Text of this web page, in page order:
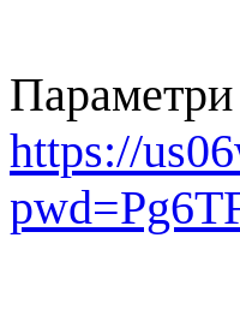
https://